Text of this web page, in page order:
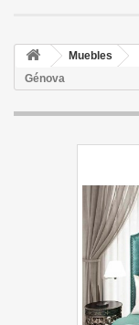
Muebles
Génova